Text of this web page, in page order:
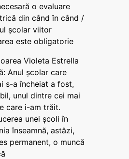
o evaluare
din când în când /
școlar viitor
este obligatorie
Violeta Estrella
Anul școlar care
s-a încheiat a fost,
unul dintre cei mai
care i-am trăit.
unei școli în
înseamnă, astăzi,
permanent, o muncă